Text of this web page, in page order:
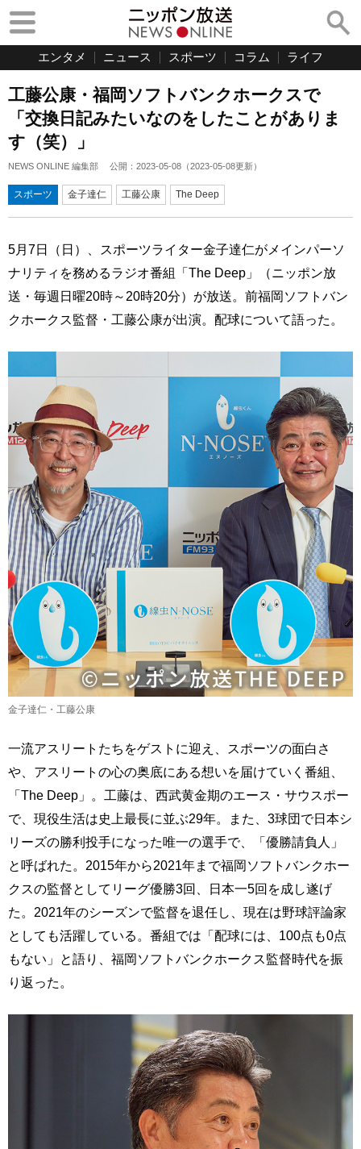
エンタメ ニュース スポーツ コラム ライフ
工藤公康・福岡ソフトバンクホークスで
「交換日記みたいなのをしたことがありま
す（笑）」
NEWS ONLINE 編集部 公開： 2023-05-08 （2023-05-08更新）
スポーツ 金子達仁 工藤公康 The Deep
5月7日（日）、スポーツライター金子達仁がメインパーソ
ナリティを務めるラジオ番組「The Deep」（ニッポン放
送・毎週日曜20時～20時20分）が放送。前福岡ソフトバン
クホークス監督・工藤公康が出演。配球について語った。
金子達仁・工藤公康
一流アスリートたちをゲストに迎え、スポーツの面白さ
や、アスリートの心の奥底にある想いを届けていく番組、
「The Deep」。工藤は、西武黄金期のエース・サウスポー
で、現役生活は史上最長に並ぶ29年。また、3球団で日本シ
リーズの勝利投手になった唯一の選手で、「優勝請負人」
と呼ばれた。2015年から2021年まで福岡ソフトバンクホー
クスの監督としてリーグ優勝3回、日本一5回を成し遂げ
た。2021年のシーズンで監督を退任し、現在は野球評論家
としても活躍している。番組では「配球には、100点も0点
もない」と語り、福岡ソフトバンクホークス監督時代を振
り返った。